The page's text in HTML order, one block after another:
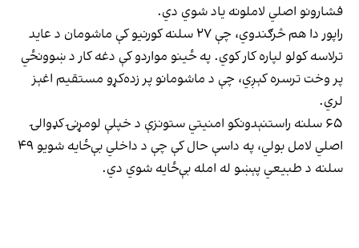
فشارونو اصلي لاملونه یاد شوي دي.
راپور دا هم څرګندوي، چې ۲۷ سلنه کورنیو کې ماشومان د عاید
ترلاسه کولو لپاره کار کوي. په ځینو مواردو کې دغه کار د ښوونځي
پر وخت ترسره کېږي، چې د ماشومانو پر زده‌کړو مستقیم اغېز
لري.
۶۵ سلنه راستنېدونکو امنیتي ستونزې د خپلې لومړنۍ کډوالۍ
اصلي لامل بولي، په داسې حال کې چې د داخلي بې‌ځایه شویو ۴۹
سلنه د طبیعي پېښو له امله بې‌ځایه شوي دي.